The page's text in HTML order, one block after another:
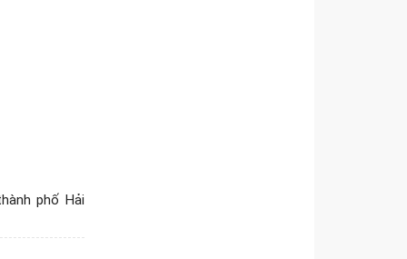
phố Hải